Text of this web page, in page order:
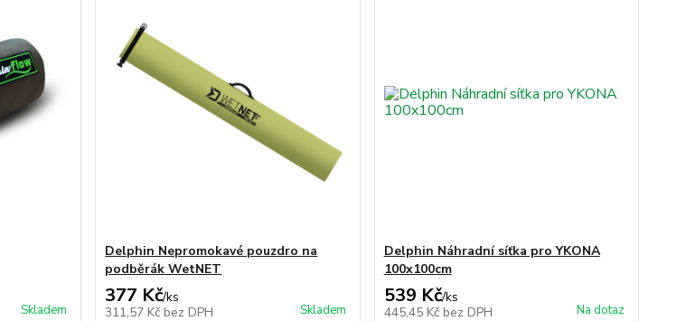
Skladem
Delphin Nepromokavé pouzdro na
podběrák WetNET
377 Kč/ks
311,57 Kč bez DPH Skladem
Delphin Náhradní síťka pro YKONA
100x100cm
539 Kč/ks
445,45 Kč bez DPH Na dotaz